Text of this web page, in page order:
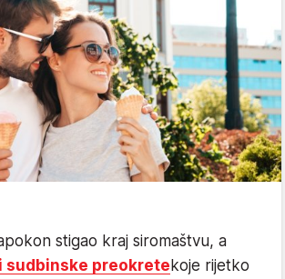
stigao kraj siromaštvu, a
sudbinske preokretekoje rijetko